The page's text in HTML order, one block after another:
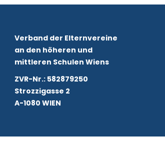
Verband der Elternvereine
an den höheren und
mittleren Schulen Wiens
ZVR-Nr.: 582879250
Strozzigasse 2
A-1080 WIEN